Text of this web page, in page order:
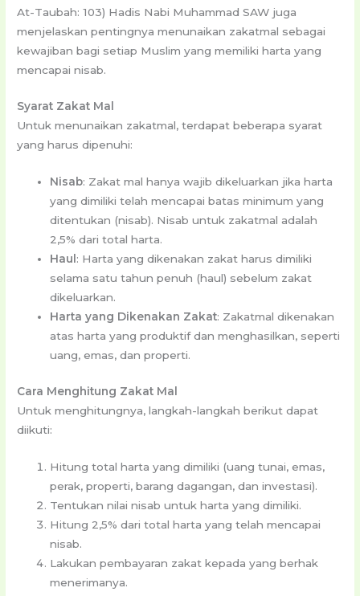
At-Taubah: 103) Hadis Nabi Muhammad SAW juga
menjelaskan pentingnya menunaikan zakatmal sebagai
kewajiban bagi setiap Muslim yang memiliki harta yang
mencapai nisab.
Syarat Zakat Mal
Untuk menunaikan zakatmal, terdapat beberapa syarat
yang harus dipenuhi:
Nisab: Zakat mal hanya wajib dikeluarkan jika harta
yang dimiliki telah mencapai batas minimum yang
ditentukan (nisab). Nisab untuk zakatmal adalah
2,5% dari total harta.
Haul : Harta yang dikenakan zakat harus dimiliki
selama satu tahun penuh (haul) sebelum zakat
dikeluarkan.
Harta yang Dikenakan Zakat: Zakatmal dikenakan
atas harta yang produktif dan menghasilkan, seperti
uang, emas, dan properti.
Cara Menghitung Zakat Mal
Untuk menghitungnya, langkah-langkah berikut dapat
diikuti:
Hitung total harta yang dimiliki (uang tunai, emas,
perak, properti, barang dagangan, dan investasi).
Tentukan nilai nisab untuk harta yang dimiliki.
Hitung 2,5% dari total harta yang telah mencapai
nisab.
Lakukan pembayaran zakat kepada yang berhak
menerimanya.